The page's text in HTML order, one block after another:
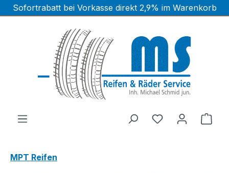
Zum Hauptinhalt springen
Sofortrabatt bei Vorkasse direkt 2,9% im Warenkorb
MPT Reifen